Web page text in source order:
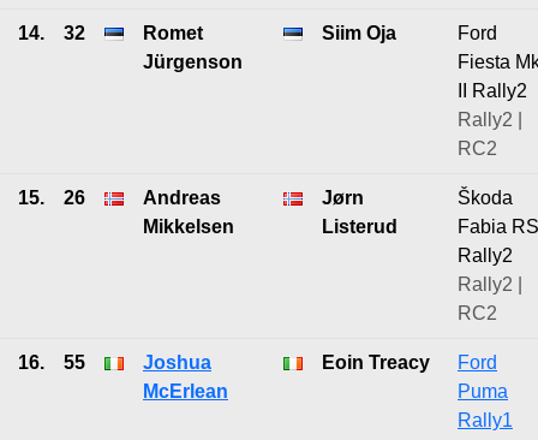
14. 32
Romet
Jürgenson
Siim Oja
Ford
Fiesta
II Rally2
Rally2 |
RC2
15. 26
Andreas
Mikkelsen
Jørn
Listerud
Škoda
Fabia RS
Rally2
Rally2 |
RC2
16. 55
Joshua
McErlean
Eoin Treacy
Ford
Puma
Rally1